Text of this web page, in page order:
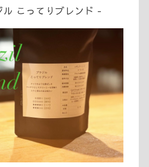
ル こってりブレンド -